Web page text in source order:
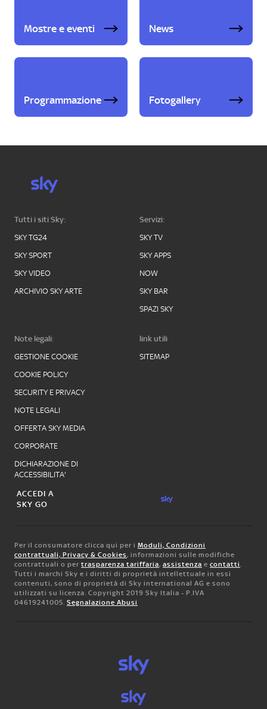
Mostre e eventi News
Programmazione Fotogallery
Tutti i siti Sky:
SKY TG24
SKY SPORT
SKY VIDEO
ARCHIVIO SKY ARTE
Servizi:
SKY TV
SKY APPS
NOW
SKY BAR
SPAZI SKY
Note legali:
GESTIONE COOKIE
COOKIE POLICY
SECURITY E PRIVACY
NOTE LEGALI
OFFERTA SKY MEDIA
CORPORATE
DICHIARAZIONE DI
ACCESSIBILITA'
link utili
SITEMAP
ACCEDI A
SKY GO
Per il consumatore clicca qui per i Moduli, Condizioni
contrattuali, Privacy & Cookies, informazioni sulle modifiche
contrattuali o per trasparenza tariffaria, assistenza e contatti.
Tutti i marchi Sky e i diritti di proprietà intellettuale in essi
contenuti, sono di proprietà di Sky international AG e sono
utilizzati su licenza. Copyright 2019 Sky Italia - P.IVA
04619241005. Segnalazione Abusi